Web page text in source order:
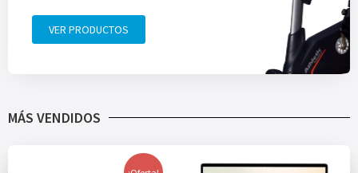
VER PRODUCTOS
MÁS VENDIDOS